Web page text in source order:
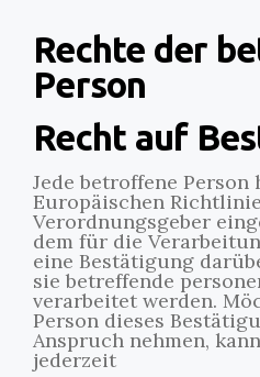
Rechte der
Person
Recht auf
Jede betroffene Person
Europäischen
Verordnungsgeber
dem für die
eine Bestätigung
sie betreffende
verarbeitet werden.
Person dieses
Anspruch nehmen,
jederzeit